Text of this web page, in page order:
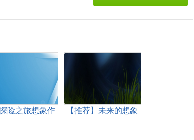
险之旅想象作
【推荐】未来的想象